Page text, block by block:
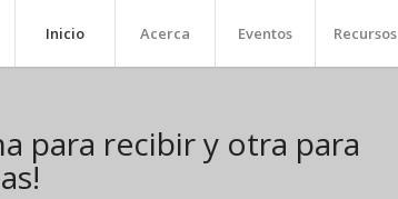
Inicio Acerca Eventos Recursos
para recibir y otra para